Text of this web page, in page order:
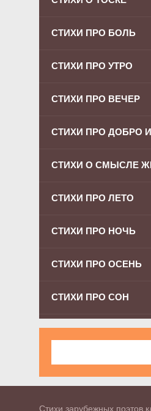
СТИХИ ПРО БОЛЬ
СТИХИ ПРО УТРО
СТИХИ ПРО ВЕЧЕР
СТИХИ ПРО ДОБРО
СТИХИ О СМЫСЛЕ
СТИХИ ПРО ЛЕТО
СТИХИ ПРО НОЧЬ
СТИХИ ПРО ОСЕНЬ
СТИХИ ПРО СОН
Стихи зарубежных поэтов